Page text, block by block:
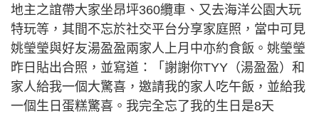
地主之誼帶大家坐昂坪360纜車、又去海洋公園大玩
特玩等，其間不忘於社交平台分享家庭照，當中可見
姚瑩瑩與好友湯盈盈兩家人上月中亦約食飯。姚瑩瑩
昨日貼出合照，並寫道：「謝謝你TYY（湯盈盈）和
家人給我一個大驚喜，邀請我的家人吃午飯，並給我
一個生日蛋糕驚喜。我完全忘了我的生日是8天